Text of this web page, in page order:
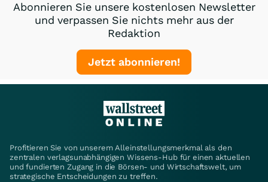
Abonnieren Sie unsere kostenlosen Newsletter
und verpassen Sie nichts mehr aus der
Redaktion
Jetzt abonnieren!
Profitieren Sie von unserem Alleinstellungsmerkmal als den
zentralen verlagsunabhängigen Wissens-Hub für einen aktuellen
und fundierten Zugang in die Börsen- und Wirtschaftswelt, um
strategische Entscheidungen zu treffen.